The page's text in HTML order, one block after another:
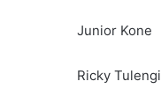
Junior Kone
Ricky Tulengi